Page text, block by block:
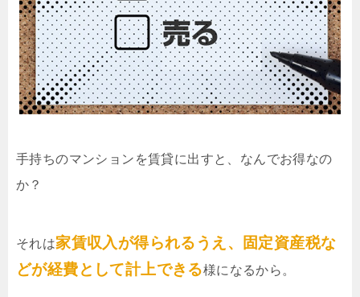
手持ちのマンションを賃貸に出すと、なんでお得なの
か？
それは家賃収入が得られるうえ、固定資産税な
どが経費として計上できる様になるから。